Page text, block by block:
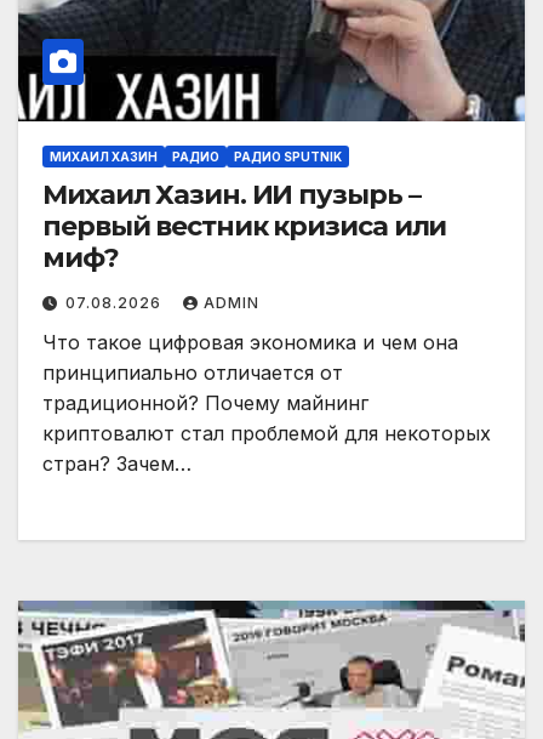
МИХАИЛ ХАЗИН РАДИО РАДИО SPUTNIK
Михаил Хазин. ИИ пузырь –
первый вестник кризиса или
миф?
07.08.2026 ADMIN
Что такое цифровая экономика и чем она
принципиально отличается от
традиционной? Почему майнинг
криптовалют стал проблемой для некоторых
стран? Зачем…